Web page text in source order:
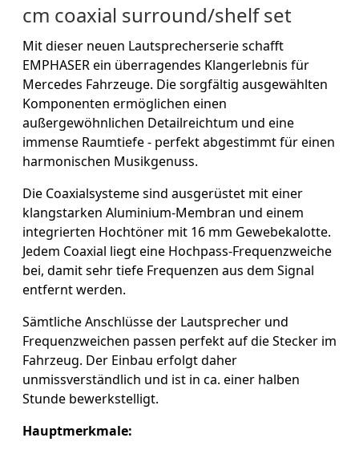
cm coaxial surround/shelf set
Mit dieser neuen Lautsprecherserie schafft
EMPHASER ein überragendes Klangerlebnis für
Mercedes Fahrzeuge. Die sorgfältig ausgewählten
Komponenten ermöglichen einen
außergewöhnlichen Detailreichtum und eine
immense Raumtiefe - perfekt abgestimmt für einen
harmonischen Musikgenuss.
Die Coaxialsysteme sind ausgerüstet mit einer
klangstarken Aluminium-Membran und einem
integrierten Hochtöner mit 16 mm Gewebekalotte.
Jedem Coaxial liegt eine Hochpass-Frequenzweiche
bei, damit sehr tiefe Frequenzen aus dem Signal
entfernt werden.
Sämtliche Anschlüsse der Lautsprecher und
Frequenzweichen passen perfekt auf die Stecker im
Fahrzeug. Der Einbau erfolgt daher
unmissverständlich und ist in ca. einer halben
Stunde bewerkstelligt.
Hauptmerkmale: